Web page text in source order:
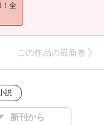
！全
この作品の最新巻
説
新刊から